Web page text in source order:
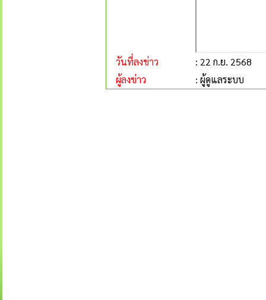
วันที่ลงข่าว
: 22 ก.ย. 2568
ผู้ลงข่าว
: ผู้ดูแลระบบ